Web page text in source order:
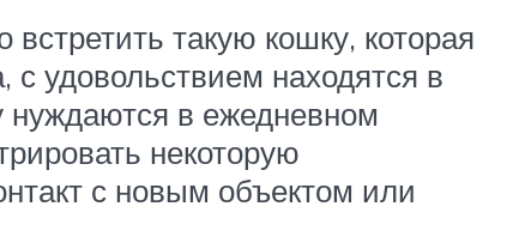
такую кошку, которая
удовольствием находятся в
в ежедневном
некоторую
с новым объектом или